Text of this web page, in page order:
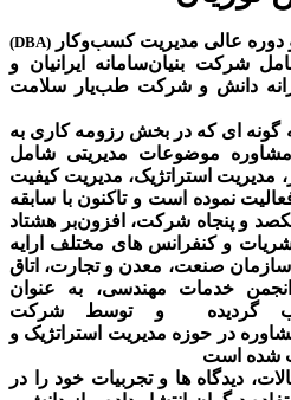
دوره عالی مدیریت کسب‌و‌کار (DBA)
شرکت بنیان‌سامانه ایرانیان و
دانش و شرکت طب‌یار سلامت
ای که در بخش رزومه کاری به
موضوعات مدیریتی شامل
مدیریت استراتژیک، مدیریت کیفیت
نموده است و تاکنون با سابقه
و پنجاه شرکت، افزون‌بر هشتاد
و کنفرانس های مختلف ارایه
صنعت، معدن و تجارت، اتاق
خدمات مهندسی، به عنوان
گردیده و توسط شرکت
در حوزه مدیریت استراتژیک و
شده است
دیدگاه ها و تجربیات خود را در